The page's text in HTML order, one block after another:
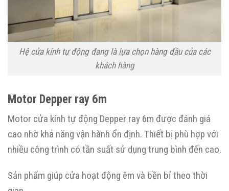
Hệ cửa kính tự động đang là lựa chọn hàng đầu của các
khách hàng
Motor Depper ray 6m
Motor cửa kính tự động Depper ray 6m được đánh giá
cao nhờ khả năng vận hành ổn định. Thiết bị phù hợp với
nhiều công trình có tần suất sử dụng trung bình đến cao.
Sản phẩm giúp cửa hoạt động êm và bền bỉ theo thời